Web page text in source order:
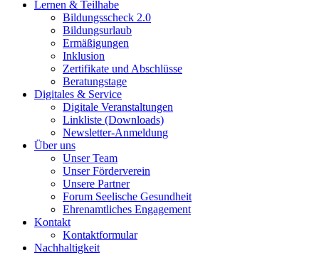
Lernen & Teilhabe
Bildungsscheck 2.0
Bildungsurlaub
Ermäßigungen
Inklusion
Zertifikate und Abschlüsse
Beratungstage
Digitales & Service
Digitale Veranstaltungen
Linkliste (Downloads)
Newsletter-Anmeldung
Über uns
Unser Team
Unser Förderverein
Unsere Partner
Forum Seelische Gesundheit
Ehrenamtliches Engagement
Kontakt
Kontaktformular
Nachhaltigkeit